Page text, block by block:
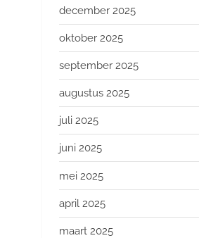
december 2025
oktober 2025
september 2025
augustus 2025
juli 2025
juni 2025
mei 2025
april 2025
maart 2025